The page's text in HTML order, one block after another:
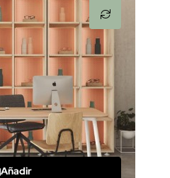
Añadir